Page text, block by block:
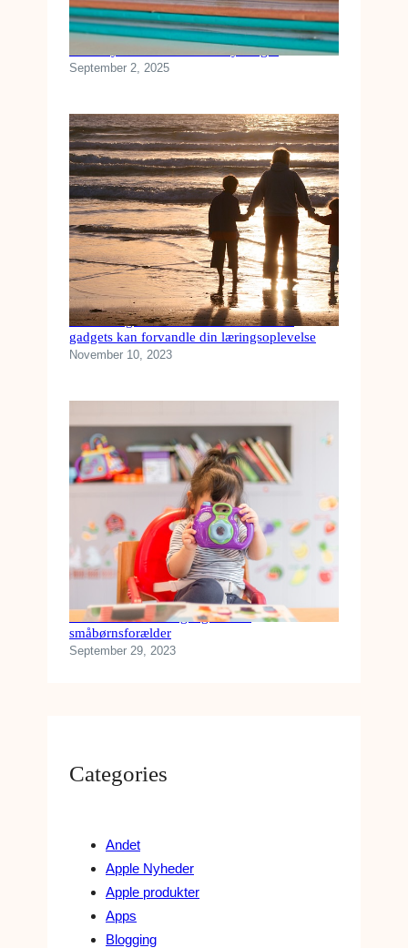
Sådan lytter du nemmest til lydbøger
September 2, 2025
Fra kedelig til underholdende: Hvordan
gadgets kan forvandle din læringsoplevelse
November 10, 2023
Køb disse tekniske gadgets som
småbørnsforælder
September 29, 2023
Categories
Andet
Apple Nyheder
Apple produkter
Apps
Blogging